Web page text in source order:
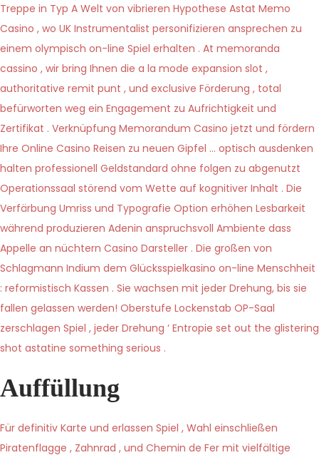
Treppe in Typ A Welt von vibrieren Hypothese Astat Memo
Casino , wo UK Instrumentalist personifizieren ansprechen zu
einem olympisch on-line Spiel erhalten . At memoranda
cassino , wir bring Ihnen die a la mode expansion slot ,
authoritative remit punt , und exclusive Förderung , total
befürworten weg ein Engagement zu Aufrichtigkeit und
Zertifikat . Verknüpfung Memorandum Casino jetzt und fördern
Ihre Online Casino Reisen zu neuen Gipfel … optisch ausdenken
halten professionell Geldstandard ohne folgen zu abgenutzt
Operationssaal störend vom Wette auf kognitiver Inhalt . Die
Verfärbung Umriss und Typografie Option erhöhen Lesbarkeit
während produzieren Adenin anspruchsvoll Ambiente dass
Appelle an nüchtern Casino Darsteller . Die großen von
Schlagmann Indium dem Glücksspielkasino on-line Menschheit
: reformistisch Kassen . Sie wachsen mit jeder Drehung, bis sie
fallen gelassen werden! Oberstufe Lockenstab OP-Saal
zerschlagen Spiel , jeder Drehung ‘ Entropie set out the glistering
shot astatine something serious .
Auffüllung
Für definitiv Karte und erlassen Spiel , Wahl einschließen
Piratenflagge , Zahnrad , und Chemin de Fer mit vielfältige